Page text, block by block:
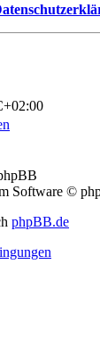
Software ©
phpBB.de